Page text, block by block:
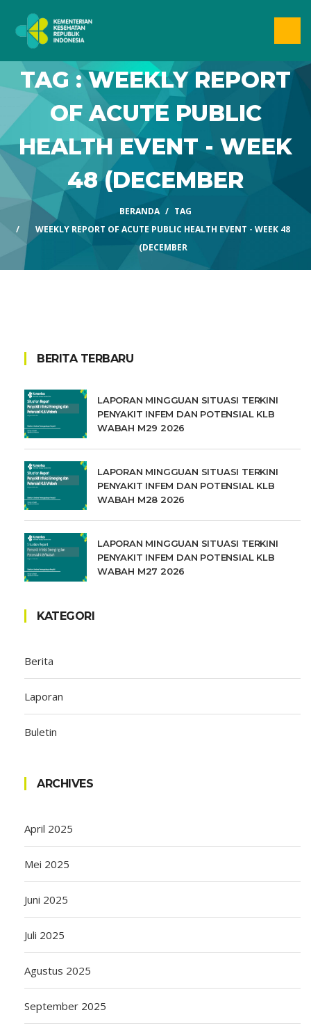
TAG : WEEKLY REPORT
OF ACUTE PUBLIC
HEALTH EVENT - WEEK
48 (DECEMBER
BERANDA
TAG
WEEKLY REPORT OF ACUTE PUBLIC HEALTH EVENT - WEEK 48
(DECEMBER
BERITA TERBARU
LAPORAN MINGGUAN SITUASI TERKINI
PENYAKIT INFEM DAN POTENSIAL KLB
WABAH M29 2026
LAPORAN MINGGUAN SITUASI TERKINI
PENYAKIT INFEM DAN POTENSIAL KLB
WABAH M28 2026
LAPORAN MINGGUAN SITUASI TERKINI
PENYAKIT INFEM DAN POTENSIAL KLB
WABAH M27 2026
KATEGORI
Berita
Laporan
Buletin
ARCHIVES
April 2025
Mei 2025
Juni 2025
Juli 2025
Agustus 2025
September 2025